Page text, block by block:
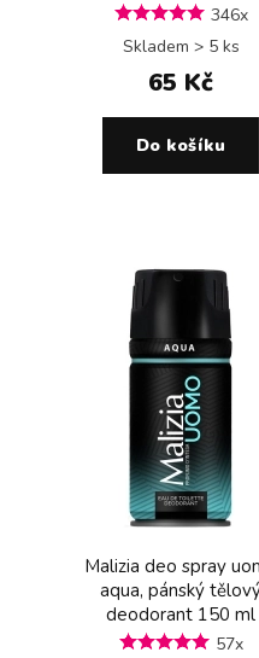
346x
Skladem > 5 ks
65 Kč
Do košíku
Malizia deo spray
aqua, pánský
deodorant 150 ml
57x